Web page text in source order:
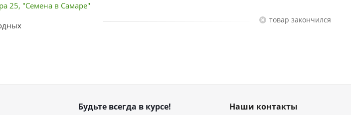
25, "Семена в Самаре"
Товар закончился
Будьте всегда в курсе! Наши контакты